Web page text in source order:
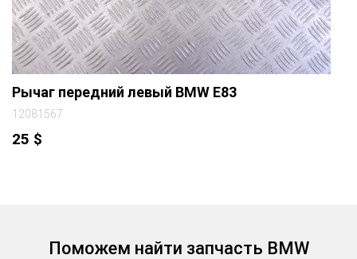
Рычаг передний левый BMW E83
12081567
25 $
Поможем найти запчасть BMW